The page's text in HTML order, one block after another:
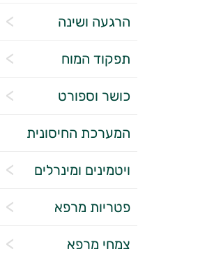
הרגעה ושינה
תפקוד המוח
כושר וספורט
המערכת החיסונית
ויטמינים ומינרלים
פטריות מרפא
צמחי מרפא